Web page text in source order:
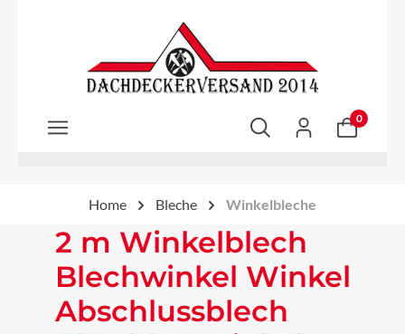
Zum Hauptinhalt springen
0
Home Bleche Winkelbleche
2 m Winkelblech
Blechwinkel Winkel
Abschlussblech